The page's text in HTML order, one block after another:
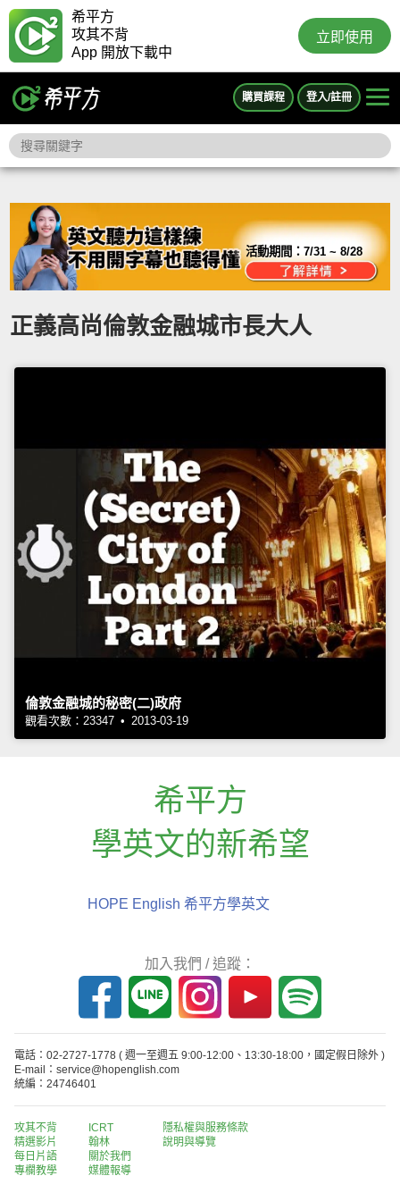
希平方
攻其不背
App 開放下載中
立即使用
購買課程 登入/註冊
活動期間：7/31 ~ 8/28
正義高尚倫敦金融城市長大人
倫敦金融城的秘密(二)政府
觀看次數：23347 • 2013-03-19
希平方
學英文的新希望
HOPE English 希平方學英文
加入我們 / 追蹤：
電話：02-2727-1778 ( 週一至週五 9:00-12:00、13:30-18:00，國定假日除外 )
E-mail：service@hopenglish.com
統編：24746401
攻其不背
精選影片
每日片語
專欄教學
ICRT
翰林
關於我們
媒體報導
隱私權與服務條款
說明與導覽